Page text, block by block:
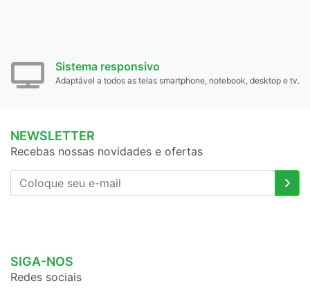
Sistema responsivo
Adaptável a todos as telas smartphone, notebook, desktop e tv.
NEWSLETTER
Recebas nossas novidades e ofertas
SIGA-NOS
Redes sociais